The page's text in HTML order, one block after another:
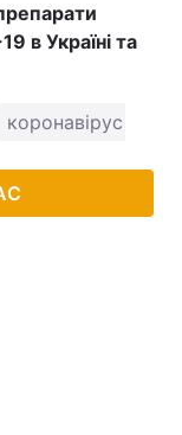
в Україні та
коронавірус в